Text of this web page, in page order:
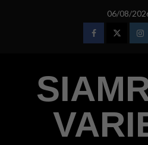
06/08/
FacebookTwitter